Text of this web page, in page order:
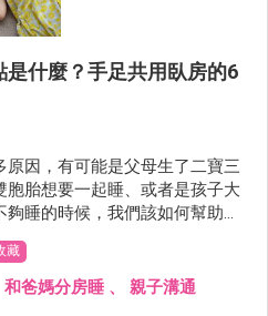
什麼？手足共用臥房的6
因，有可能是父母生了二寶三
胎想要一起睡、或者是孩子大
睡的時候，我們該如何幫助孩
的睡眠呢？
藏
和爸媽分房睡 、 親子溝通